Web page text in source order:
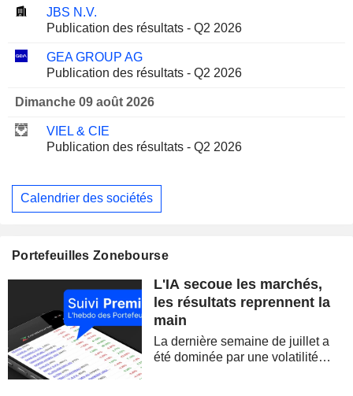
JBS N.V.
Publication des résultats - Q2 2026
GEA GROUP AG
Publication des résultats - Q2 2026
Dimanche 09 août 2026
VIEL & CIE
Publication des résultats - Q2 2026
Calendrier des sociétés
Portefeuilles Zonebourse
L'IA secoue les marchés,
les résultats reprennent la
main
La dernière semaine de juillet a
été dominée par une volatilité